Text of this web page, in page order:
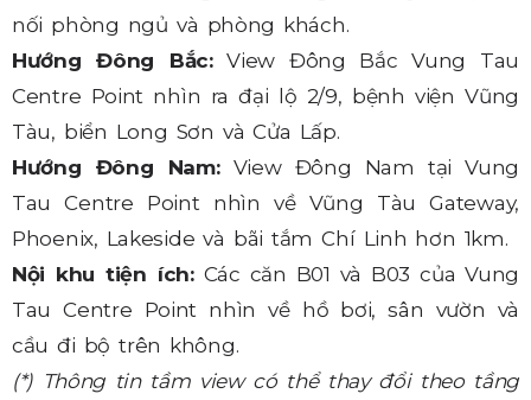
nối phòng ngủ và phòng khách.
Hướng Đông Bắc: View Đông Bắc Vung Tau
Centre Point nhìn ra đại lộ 2/9, bệnh viện Vũng
Tàu, biển Long Sơn và Cửa Lấp.
Hướng Đông Nam: View Đông Nam tại Vung
Tau Centre Point nhìn về Vũng Tàu Gateway,
Phoenix, Lakeside và bãi tắm Chí Linh hơn 1km.
Nội khu tiện ích: Các căn B01 và B03 của Vung
Tau Centre Point nhìn về hồ bơi, sân vườn và
cầu đi bộ trên không.
(*) Thông tin tầm view có thể thay đổi theo tầng